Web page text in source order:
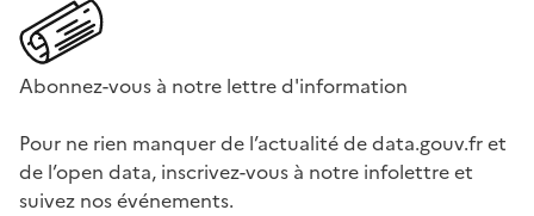
Abonnez-vous à notre lettre d'information
Pour ne rien manquer de l’actualité de data.gouv.fr et
de l’open data, inscrivez-vous à notre infolettre et
suivez nos événements.